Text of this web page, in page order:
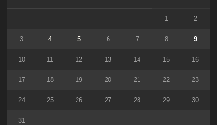
1 2
3 4 5 6 7 8 9
10 11 12 13 14 15 16
17 18 19 20 21 22 23
24 25 26 27 28 29 30
31